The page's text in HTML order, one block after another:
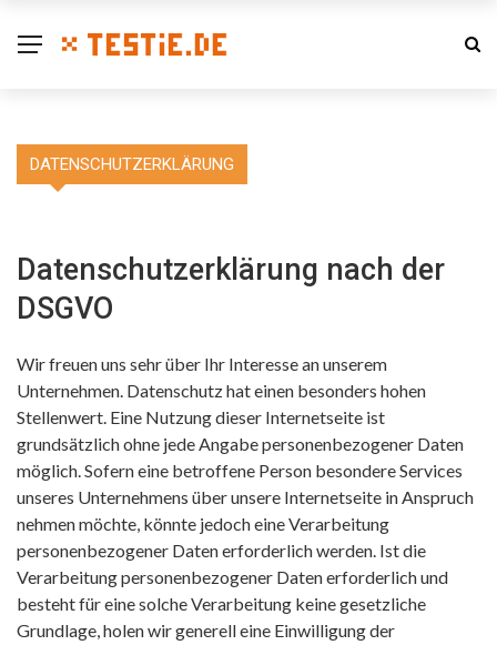
DATENSCHUTZERKLÄRUNG
Datenschutzerklärung nach der
DSGVO
Wir freuen uns sehr über Ihr Interesse an unserem
Unternehmen. Datenschutz hat einen besonders hohen
Stellenwert. Eine Nutzung dieser Internetseite ist
grundsätzlich ohne jede Angabe personenbezogener Daten
möglich. Sofern eine betroffene Person besondere Services
unseres Unternehmens über unsere Internetseite in Anspruch
nehmen möchte, könnte jedoch eine Verarbeitung
personenbezogener Daten erforderlich werden. Ist die
Verarbeitung personenbezogener Daten erforderlich und
besteht für eine solche Verarbeitung keine gesetzliche
Grundlage, holen wir generell eine Einwilligung der